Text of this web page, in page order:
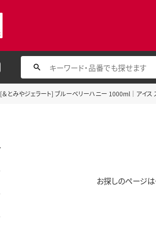
[＆とみやジェラート] ブルーベリーハニー 1000ml｜アイ
お探しのページ